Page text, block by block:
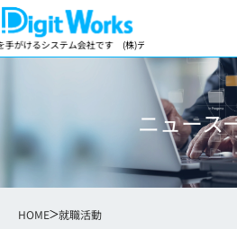
(株)デジットワークスは製造業向け
システム会社です
ニュース
HOME 就職活動